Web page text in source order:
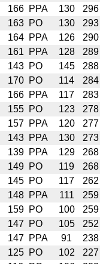
166 PPA 130
296
163 PO 130
293
164 PPA 126
290
161 PPA 128
289
143 PO 145
288
170 PO 114
284
166 PPA 117
283
155 PO 123
278
157 PPA 120
277
143 PPA 130
273
139 PPA 129
268
149 PO 119
268
145 PO 117
262
148 PPA 111
259
159 PO 100
259
147 PO 105
252
147 PPA 91
238
125 PO 102
227